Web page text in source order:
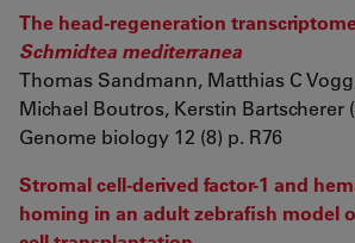
The head-regeneration
Schmidtea mediterranea
Thomas Sandmann, Matthias C
Michael Boutros, Kerstin Bartscherer
Genome biology 12 (8) p. R76
Stromal cell-derived factor-1 and
homing in an adult zebrafish model